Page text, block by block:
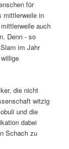
für
mittlerweile in
auch
Denn - so
im Jahr
die nicht
witzig
und die
dabei
Schach zu